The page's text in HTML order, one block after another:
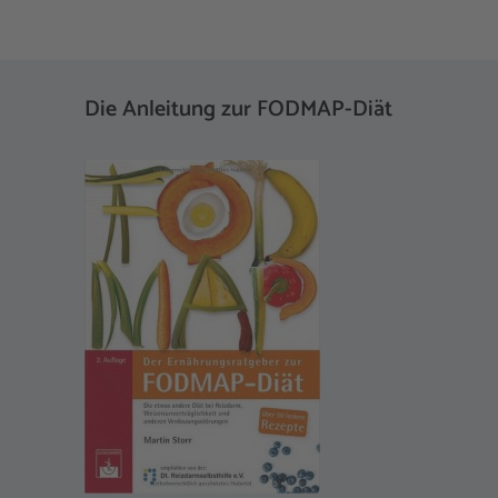
Die Anleitung zur FODMAP-Diät